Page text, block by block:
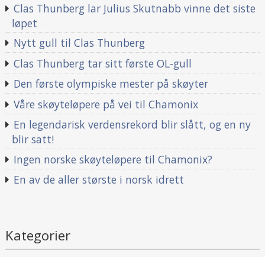
Clas Thunberg lar Julius Skutnabb vinne det siste
løpet
Nytt gull til Clas Thunberg
Clas Thunberg tar sitt første OL-gull
Den første olympiske mester på skøyter
Våre skøyteløpere på vei til Chamonix
En legendarisk verdensrekord blir slått, og en ny
blir satt!
Ingen norske skøyteløpere til Chamonix?
En av de aller største i norsk idrett
Kategorier